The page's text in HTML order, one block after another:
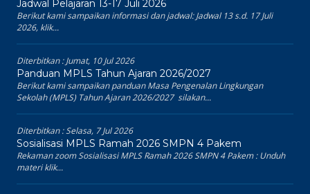
Jadwal Pelajaran 13-17 Juli 2026
Berikut kami sampaikan informasi dan jadwal: Jadwal 13 s.d. 17 Juli
2026, klik...
Diterbitkan :Jumat, 10 Jul 2026
Panduan MPLS Tahun Ajaran 2026/2027
Berikut kami sampaikan panduan Masa Pengenalan Lingkungan
Sekolah (MPLS) Tahun Ajaran 2026/2027 silakan...
Diterbitkan :Selasa, 7 Jul 2026
Sosialisasi MPLS Ramah 2026 SMPN 4 Pakem
Rekaman zoom Sosialisasi MPLS Ramah 2026 SMPN 4 Pakem : Unduh
materi klik...